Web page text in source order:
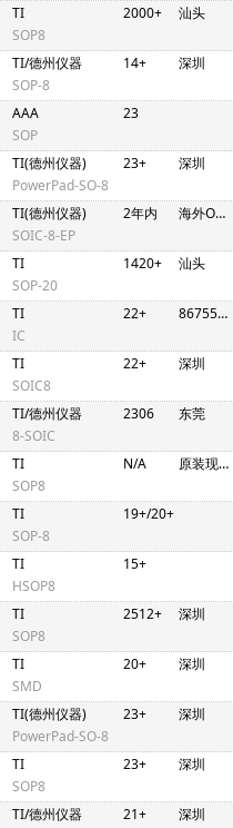
TI
SOP8
2000+ 汕头
TI/德州仪器
SOP-8
14+ 深圳
AAA
SOP
23
TI(德州仪器)
PowerPad-SO-8
23+ 深圳
TI(德州仪器)
SOIC-8-EP
2年内 海外OEM
TI
SOP-20
1420+ 汕头
TI
IC
22+ 86755/852
TI
SOIC8
22+ 深圳
TI/德州仪器
8-SOIC
2306 东莞
TI
SOP8
N/A 原装现货 深圳仓库
TI
SOP-8
19+/20+
TI
HSOP8
15+
TI
SOP8
2512+ 深圳
TI
SMD
20+ 深圳
TI(德州仪器)
PowerPad-SO-8
23+ 深圳
TI
SOP8
23+ 深圳
TI/德州仪器
21+ 深圳